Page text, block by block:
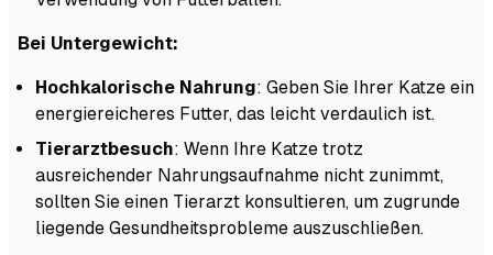
Bei Untergewicht:
Hochkalorische Nahrung: Geben Sie Ihrer Katze ein
energiereicheres Futter, das leicht verdaulich ist.
Tierarztbesuch: Wenn Ihre Katze trotz
ausreichender Nahrungsaufnahme nicht zunimmt,
sollten Sie einen Tierarzt konsultieren, um zugrunde
liegende Gesundheitsprobleme auszuschließen.